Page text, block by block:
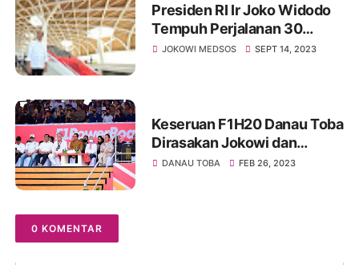
Presiden RI Ir Joko Widodo
Tempuh Perjalanan 30
Menit dari Jakarta Ke
JOKOWI MEDSOS SEPT 14, 2023
Keseruan F1H20 Danau Toba
Dirasakan Jokowi dan
Masyarakat Puluhan Ribu
DANAU TOBA FEB 26, 2023
0 KOMENTAR